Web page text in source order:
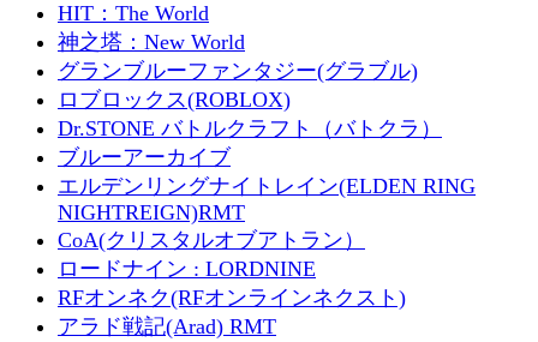
HIT：The World
神之塔：New World
グランブルーファンタジー(グラブル)
ロブロックス(ROBLOX)
Dr.STONE バトルクラフト（バトクラ）
ブルーアーカイブ
エルデンリングナイトレイン(ELDEN RING
NIGHTREIGN)RMT
CoA(クリスタルオブアトラン）
ロードナイン : LORDNINE
RFオンネク(RFオンラインネクスト)
アラド戦記(Arad) RMT